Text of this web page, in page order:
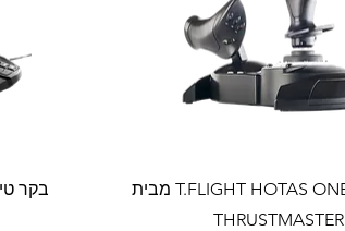
בקר טיסה T.FLIGHT HOTAS ONE מבית
THRUSTMASTER